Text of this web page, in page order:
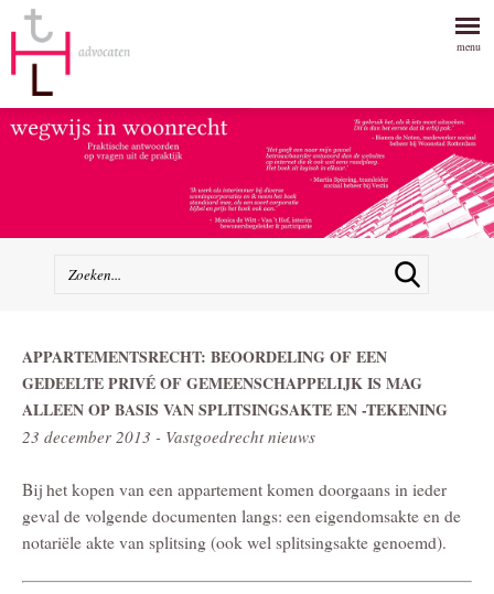
menu
APPARTEMENTSRECHT: BEOORDELING OF EEN
GEDEELTE PRIVÉ OF GEMEENSCHAPPELIJK IS MAG
ALLEEN OP BASIS VAN SPLITSINGSAKTE EN -TEKENING
23 december 2013 - Vastgoedrecht nieuws
Bij het kopen van een appartement komen doorgaans in ieder
geval de volgende documenten langs: een eigendomsakte en de
notariële akte van splitsing (ook wel splitsingsakte genoemd).